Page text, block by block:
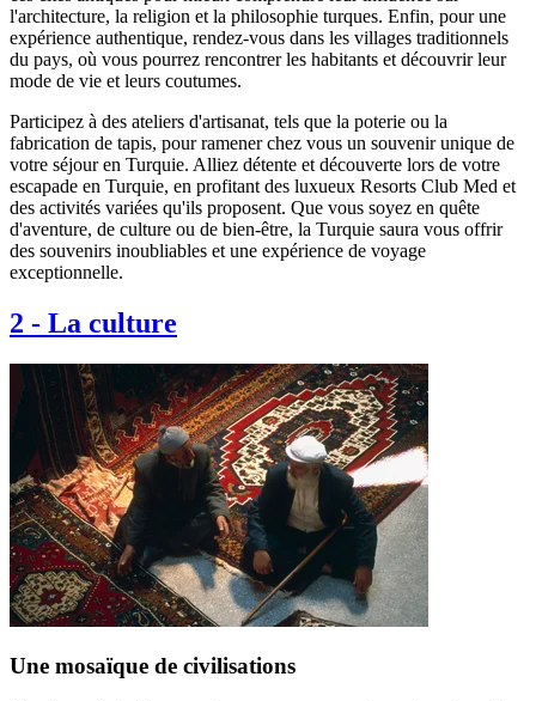
l'architecture, la religion et la philosophie turques. Enfin, pour une
expérience authentique, rendez-vous dans les villages traditionnels
du pays, où vous pourrez rencontrer les habitants et découvrir leur
mode de vie et leurs coutumes.
Participez à des ateliers d'artisanat, tels que la poterie ou la
fabrication de tapis, pour ramener chez vous un souvenir unique de
votre séjour en Turquie. Alliez détente et découverte lors de votre
escapade en Turquie, en profitant des luxueux Resorts Club Med et
des activités variées qu'ils proposent. Que vous soyez en quête
d'aventure, de culture ou de bien-être, la Turquie saura vous offrir
des souvenirs inoubliables et une expérience de voyage
exceptionnelle.
2 - La culture
Une mosaïque de civilisations